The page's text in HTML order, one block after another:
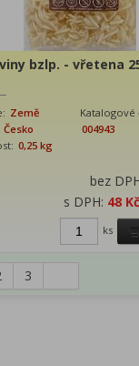
bzlp. - vřetena
Země
Katalogové
004943
0,25 kg
bez
s DPH: 48
ks
3